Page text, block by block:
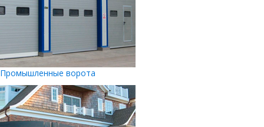
Промышленные ворота